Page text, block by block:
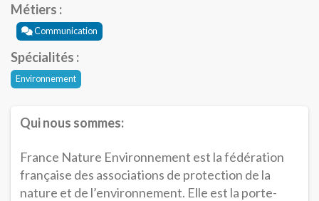
Métiers :
Communication
Spécialités :
Environnement
Qui nous sommes:
France Nature Environnement est la fédération
française des associations de protection de la
nature et de l’environnement. Elle est la porte-